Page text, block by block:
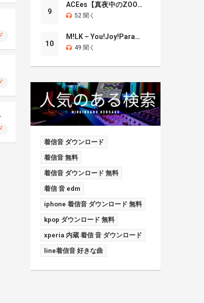
ォン
9
ACEes【真夜中のZOO】
52 聞く
10
M!LK – You!Joy!Parade!
49 聞く
着信音 ダウンロード
着信音 無料
着信音 ダウンロード 無料
着信 音 edm
iphone 着信音 ダウンロード 無料
kpop ダウンロード 無料
xperia 内蔵 着信 音 ダウンロード
line着信音 好きな曲